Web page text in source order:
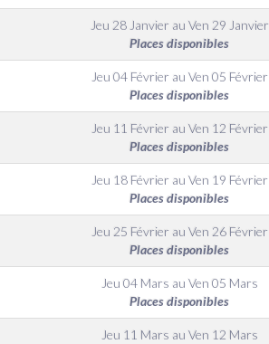
Jeu 28 Janvier au Ven 29 Janvier
Places disponibles
Jeu 04 Février au Ven 05 Février
Places disponibles
Jeu 11 Février au Ven 12 Février
Places disponibles
Jeu 18 Février au Ven 19 Février
Places disponibles
Jeu 25 Février au Ven 26 Février
Places disponibles
Jeu 04 Mars au Ven 05 Mars
Places disponibles
Jeu 11 Mars au Ven 12 Mars